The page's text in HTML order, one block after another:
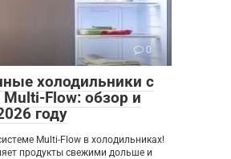
0
холодильники с
Multi-Flow: обзор и
году
Multi-Flow в холодильниках!
продукты свежими дольше и